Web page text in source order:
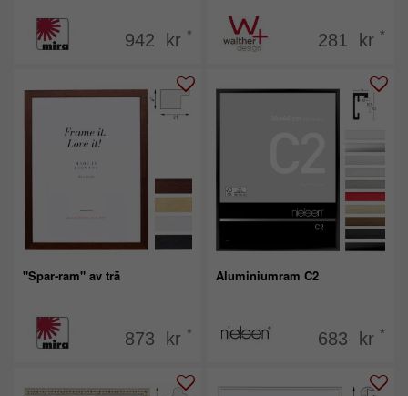
942 kr * 281 kr *
"Spar-ram" av trä
873 kr *
Aluminiumram C2
683 kr *